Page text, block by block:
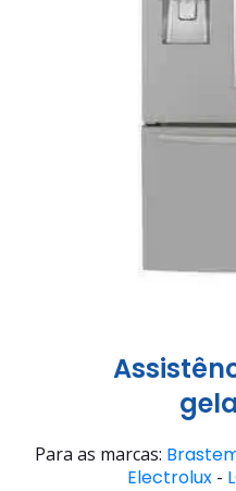
Para as marcas:
Electrolux-